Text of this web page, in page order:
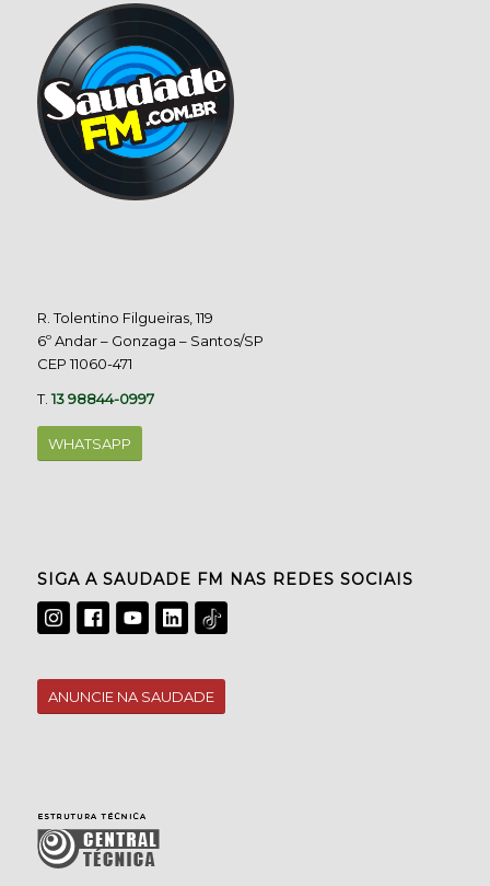
R. Tolentino Filgueiras, 119
6º Andar – Gonzaga – Santos/SP
CEP 11060-471
T.13 98844-0997
WHATSAPP
SIGA A SAUDADE FM NAS REDES SOCIAIS
ANUNCIE NA SAUDADE